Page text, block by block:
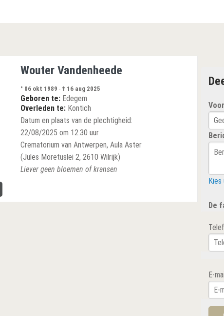
Wouter Vandenheede
° 06 okt 1989 - † 16 aug 2025
Geboren te: Edegem
Overleden te: Kontich
Datum en plaats van de plechtigheid:
22/08/2025 om 12.30 uur
Crematorium van Antwerpen, Aula Aster
(Jules Moretuslei 2, 2610 Wilrijk)
Liever geen bloemen of kransen
De
E-